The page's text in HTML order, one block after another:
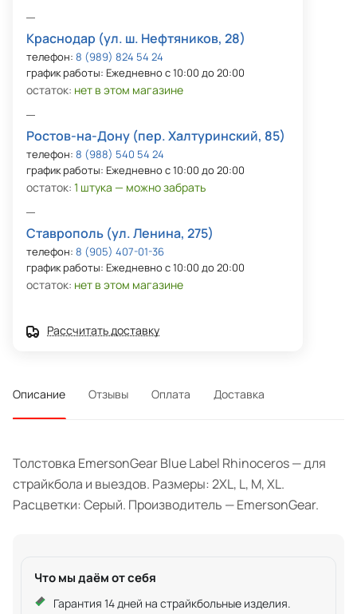
Краснодар (ул. ш. Нефтяников, 28)
телефон: 8 (989) 824 54 24
график работы: Ежедневно с 10:00 до 20:00
остаток: нет в этом магазине
Ростов-на-Дону (пер. Халтуринский, 85)
телефон: 8 (988) 540 54 24
график работы: Ежедневно с 10:00 до 20:00
остаток: 1 штука — можно забрать
Ставрополь (ул. Ленина, 275)
телефон: 8 (905) 407-01-36
график работы: Ежедневно с 10:00 до 20:00
остаток: нет в этом магазине
Рассчитать доставку
Описание Отзывы Оплата Доставка
Толстовка EmersonGear Blue Label Rhinoceros — для
страйкбола и выездов. Размеры: 2XL, L, M, XL.
Расцветки: Серый. Производитель — EmersonGear.
Что мы даём от себя
Гарантия 14 дней на страйкбольные изделия.